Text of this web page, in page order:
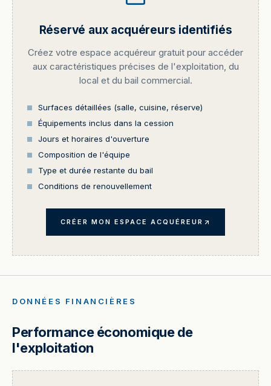
Réservé aux acquéreurs identifiés
Créez votre espace acquéreur gratuit pour accéder
aux caractéristiques précises de l'exploitation, du
local et du bail commercial.
Surfaces détaillées (salle, cuisine, réserve)
Équipements inclus dans la cession
Jours et horaires d'ouverture
Composition de l'équipe
Type et durée restante du bail
Conditions de renouvellement
CRÉER MON ESPACE ACQUÉREUR
DONNÉES FINANCIÈRES
Performance économique de
l'exploitation